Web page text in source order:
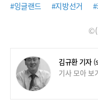
#잉글랜드
#지방선거
©(
김규환 기자
기사 모아 보